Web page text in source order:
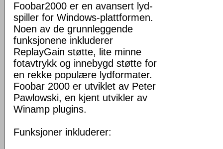
Foobar2000 er en avansert lyd-
spiller for Windows-plattformen.
Noen av de grunnleggende
funksjonene inkluderer
ReplayGain støtte, lite minne
fotavtrykk og innebygd støtte for
en rekke populære lydformater.
Foobar 2000 er utviklet av Peter
Pawlowski, en kjent utvikler av
Winamp plugins.
Funksjoner inkluderer: